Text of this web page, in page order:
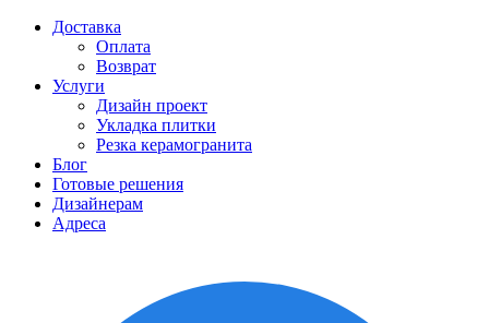
Доставка
Оплата
Возврат
Услуги
Дизайн проект
Укладка плитки
Резка керамогранита
Блог
Готовые решения
Дизайнерам
Адреса